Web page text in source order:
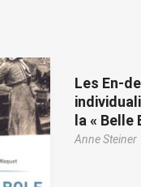
Les En-
la « Belle
Anne Steiner